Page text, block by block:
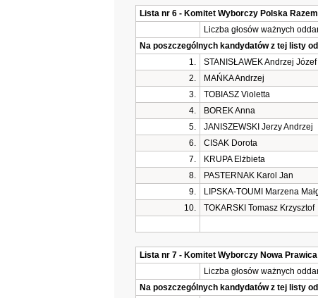
Lista nr 6 - Komitet Wyborczy Polska
Liczba głosów ważnych
Na poszczególnych kandydatów z tej listy
1.
STANISŁAWEK Andrzej Józef
2.
MAŃKA Andrzej
3.
TOBIASZ Violetta
4.
BOREK Anna
5.
JANISZEWSKI Jerzy Andrzej
6.
CISAK Dorota
7.
KRUPA Elżbieta
8.
PASTERNAK Karol Jan
9.
LIPSKA-TOUMI Marzena
10.
TOKARSKI Tomasz Krzysztof
Lista nr 7 - Komitet Wyborczy Nowa
Liczba głosów ważnych
Na poszczególnych kandydatów z tej listy